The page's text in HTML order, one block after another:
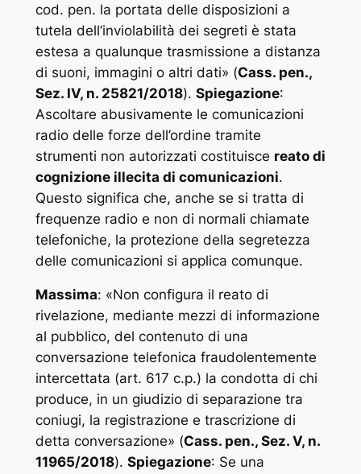
cod. pen. la portata delle disposizioni a
tutela dell’inviolabilità dei segreti è stata
estesa a qualunque trasmissione a distanza
di suoni, immagini o altri dati» (Cass. pen.,
Sez. IV, n. 25821/2018). Spiegazione:
Ascoltare abusivamente le comunicazioni
radio delle forze dell’ordine tramite
strumenti non autorizzati costituisce reato di
cognizione illecita di comunicazioni.
Questo significa che, anche se si tratta di
frequenze radio e non di normali chiamate
telefoniche, la protezione della segretezza
delle comunicazioni si applica comunque.
Massima: «Non configura il reato di
rivelazione, mediante mezzi di informazione
al pubblico, del contenuto di una
conversazione telefonica fraudolentemente
intercettata (art. 617 c.p.) la condotta di chi
produce, in un giudizio di separazione tra
coniugi, la registrazione e trascrizione di
detta conversazione» (Cass. pen., Sez. V, n.
11965/2018). Spiegazione: Se una